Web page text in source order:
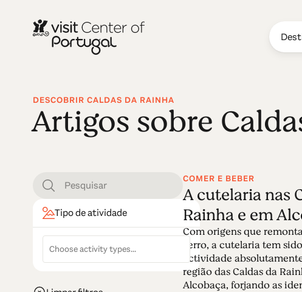
DESCOBRIR CALDAS DA RAINHA
Artigos sobre
Tipo de atividade
COMER E BEBER
A cutelaria nas
Rainha e em
Com origens que
Ferro, a cutelaria tem
actividade
região das Caldas da
Alcobaça, forjando as